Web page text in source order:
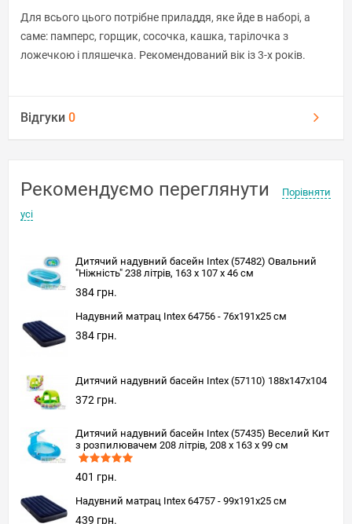
Для всього цього потрібне приладдя, яке йде в наборі, а
саме: памперс, горщик, сосочка, кашка, тарілочка з
ложечкою і пляшечка. Рекомендований вік із 3-х років.
Відгуки 0
Рекомендуємо переглянути
Порівняти
усі
Дитячий надувний басейн Intex (57482) Овальний
"Ніжність" 238 літрів, 163 x 107 x 46 см
384 грн.
Надувний матрац Intex 64756 - 76х191х25 см
384 грн.
Дитячий надувний басейн Intex (57110) 188x147x104
372 грн.
Дитячий надувний басейн Intex (57435) Веселий Кит
з розпилювачем 208 літрів, 208 x 163 x 99 см
401 грн.
Надувний матрац Intex 64757 - 99х191х25 см
439 грн.